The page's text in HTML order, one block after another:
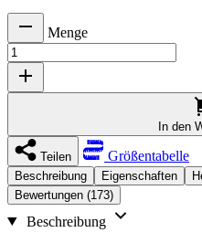
Menge
In den
Teilen Größentabelle
Beschreibung Eigenschaften
Bewertungen (173)
Beschreibung